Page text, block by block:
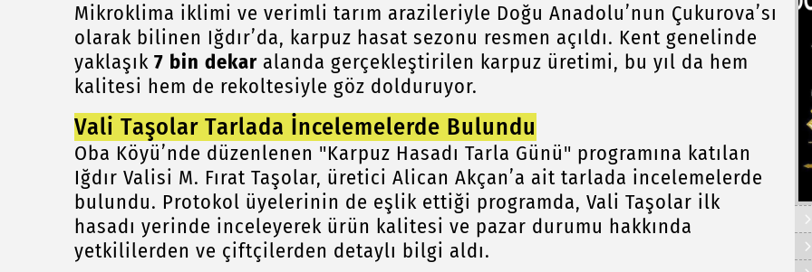
Mikroklima iklimi ve verimli tarım arazileriyle Doğu Anadolu’nun Çukurova’sı
olarak bilinen Iğdır’da, karpuz hasat sezonu resmen açıldı. Kent genelinde
yaklaşık 7 bin dekar alanda gerçekleştirilen karpuz üretimi, bu yıl da hem
kalitesi hem de rekoltesiyle göz dolduruyor.
Vali Taşolar Tarlada İncelemelerde Bulundu
Oba Köyü’nde düzenlenen "Karpuz Hasadı Tarla Günü" programına katılan
Iğdır Valisi M. Fırat Taşolar, üretici Alican Akçan’a ait tarlada incelemelerde
bulundu. Protokol üyelerinin de eşlik ettiği programda, Vali Taşolar ilk
hasadı yerinde inceleyerek ürün kalitesi ve pazar durumu hakkında
yetkililerden ve çiftçilerden detaylı bilgi aldı.